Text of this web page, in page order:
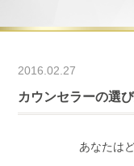
2016.02.27
カウンセラーの選
あなたは